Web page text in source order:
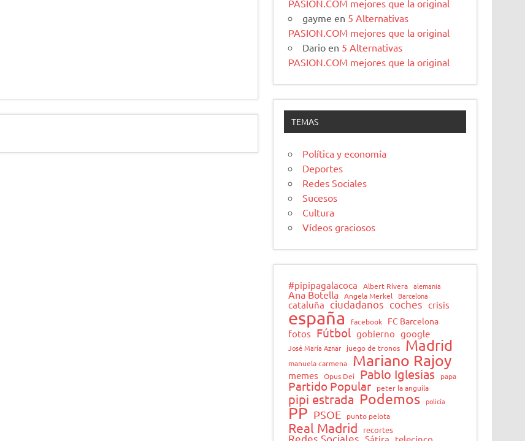
PASION.COM mejores que la original
gayme en 5 Alternativas
PASION.COM mejores que la original
Dario en 5 Alternativas
PASION.COM mejores que la original
TEMAS
Política y economía
Deportes
Redes Sociales
Sucesos
Cultura
Vídeos graciosos
#pipipagalacoca Albert Rivera alemania
Ana Botella Angela Merkel Barcelona
cataluña ciudadanos coches crisis
españa facebook FC Barcelona
fotos Fútbol gobierno google
José María Aznar juego de tronos Madrid
manuela carmena Mariano Rajoy
memes Opus Dei Pablo Iglesias papa
Partido Popular peter la anguila
pipi estrada Podemos policía
PP PSOE punto pelota
Real Madrid recortes